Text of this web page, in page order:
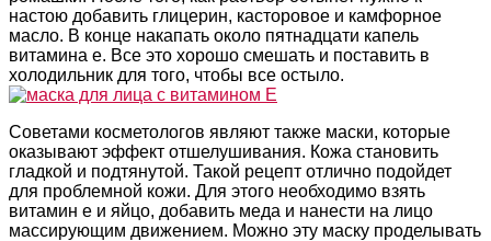
настою добавить глицерин, касторовое и камфорное
масло. В конце накапать около пятнадцати капель
витамина е. Все это хорошо смешать и поставить в
холодильник для того, чтобы все остыло.
Советами косметологов являют также маски, которые
оказывают эффект отшелушивания. Кожа становить
гладкой и подтянутой. Такой рецепт отлично подойдет
для проблемной кожи. Для этого необходимо взять
витамин е и яйцо, добавить меда и нанести на лицо
массирующим движением. Можно эту маску проделывать